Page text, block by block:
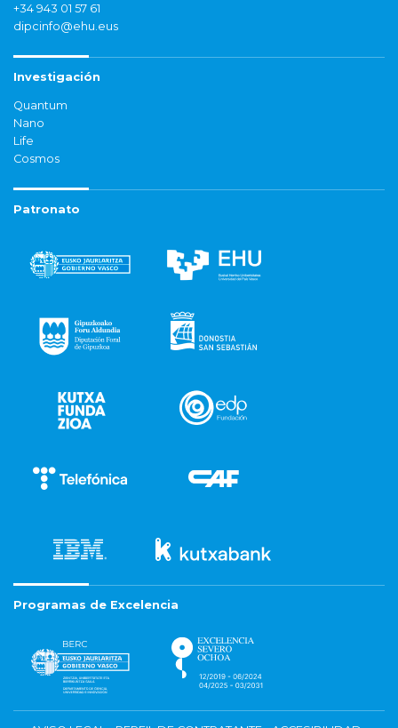
+34 943 01 57 61
dipcinfo@ehu.eus
Investigación
Quantum
Nano
Life
Cosmos
Patronato
Programas de Excelencia